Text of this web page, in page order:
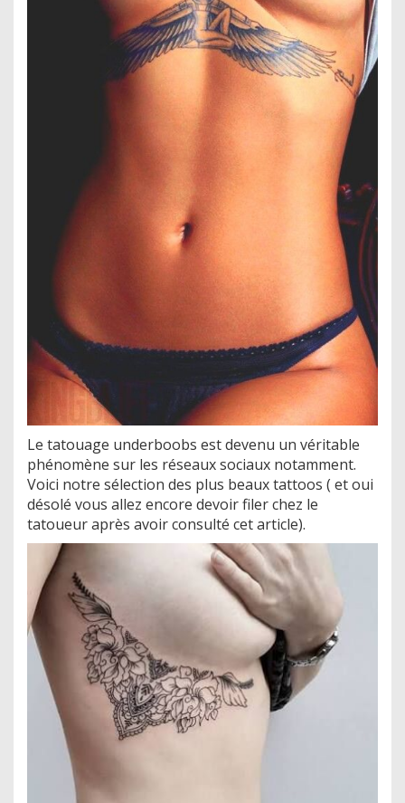
Le tatouage underboobs est devenu un véritable
phénomène sur les réseaux sociaux notamment.
Voici notre sélection des plus beaux tattoos ( et oui
désolé vous allez encore devoir filer chez le
tatoueur après avoir consulté cet article).